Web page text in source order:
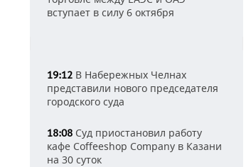
вступает в силу 6 октября
19:12 В Набережных Челнах
представили нового председателя
городского суда
18:08 Суд приостановил работу
кафе Coffeeshop Company в Казани
на 30 суток